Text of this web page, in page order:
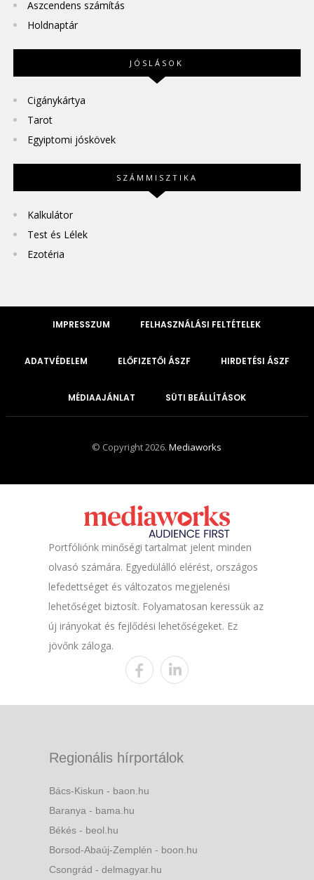
Aszcendens számítás
Holdnaptár
JÓSLÁSOK
Cigánykártya
Tarot
Egyiptomi jóskövek
SZÁMMISZTIKA
Kalkulátor
Test és Lélek
Ezotéria
IMPRESSZUM FELHASZNÁLÁSI FELTÉTELEK
ADATVÉDELEM ELŐFIZETŐI ÁSZF HIRDETÉSI ÁSZF
MÉDIAAJÁNLAT SÜTI BEÁLLÍTÁSOK
© Copyright 2026.Mediaworks
Portfóliónk minőségi tartalmat jelent minden
olvasó számára. Egyedülálló elérést, országos
lefedettséget és változatos megjelenési
lehetőséget biztosít. Folyamatosan keressük az
új irányokat és fejlődési lehetőségeket. Ez
jövőnk záloga.
Regionális hírportálok
Bács-Kiskun - baon.hu
Baranya - bama.hu
Békés - beol.hu
Borsod-Abaúj-Zemplén - boon.hu
Csongrád - delmagyar.hu